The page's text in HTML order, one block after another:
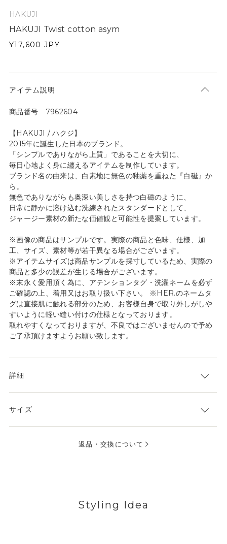
HAKUJI
HAKUJI Twist cotton asym
¥17,600 JPY
アイテム説明
商品番号 7962604
【HAKUJI / ハクジ】
2015年に誕生した日本のブランド。
「シンプルでありながら上質」であることを大切に、
毎日心地よく身に纏えるアイテムを制作しています。
ブランド名の由来は、白素地に無色の釉薬を重ねた『白磁』か
ら。
無色でありながらも奥深い美しさを持つ白磁のように、
日常に静かに溶け込む洗練されたスタンダードとして、
ジャージー素材の新たな価値観と可能性を提案しています。
※画像の商品はサンプルです。実際の商品と色味、仕様、加
工、サイズ、素材等が若干異なる場合がございます。
※アイテムサイズは商品サンプルを採寸しているため、実際の
商品と多少の誤差が生じる場合がございます。
※末永く愛用頂く為に、アテンションタグ・洗濯ネームを必ず
ご確認の上、着用又はお取り扱い下さい。 ※HER.のネームタ
グは直接肌に触れる部分のため、お客様自身で取り外しがしや
すいように軽い縫い付けの仕様となっております。
取れやすくなっておりますが、不良ではございませんので予め
ご了承頂けますようお願い致します。
詳細
サイズ
返品・交換について
Styling Idea